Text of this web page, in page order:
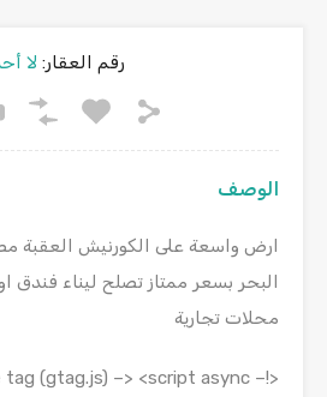
رقم العقار: لا
الوصف
ارض واسعة على الكورنيش العقبة
البحر بسعر ممتاز تصلح ليناء
محلات تجارية
tag (gtag.js) –> <script async